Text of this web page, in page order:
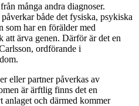
många andra diagnoser.
både det fysiska, psykiska
som har en förälder med
att ärva genen. Därför är det en
ordförande i
eller partner påverkas av
är ärftlig finns det en
anlaget och därmed kommer